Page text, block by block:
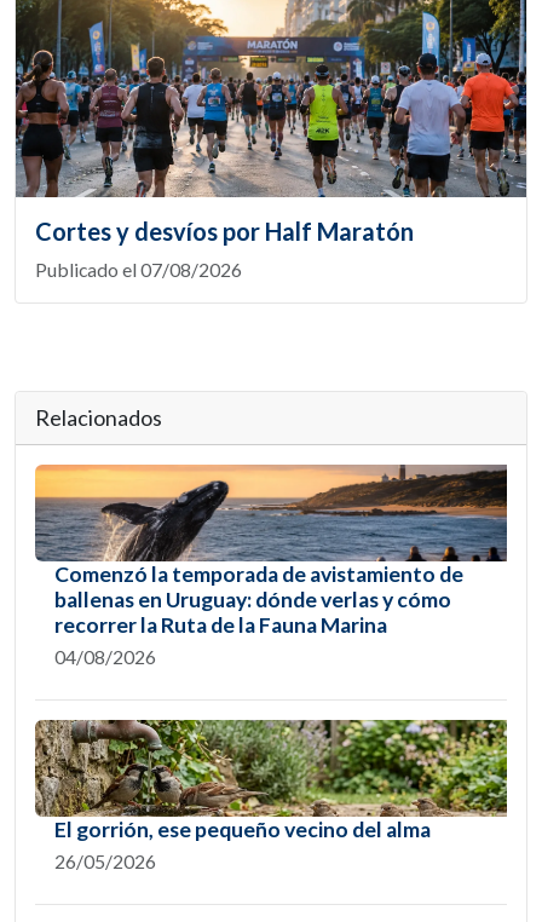
Cortes y desvíos por Half Maratón
Publicado el 07/08/2026
Relacionados
Comenzó la temporada de avistamiento de
ballenas en Uruguay: dónde verlas y cómo
recorrer la Ruta de la Fauna Marina
04/08/2026
El gorrión, ese pequeño vecino del alma
26/05/2026